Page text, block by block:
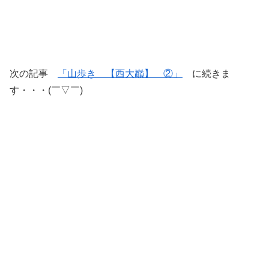
次の記事 「山歩き 【西大巓】 ②」
に続きま
す・・・(￣▽￣)